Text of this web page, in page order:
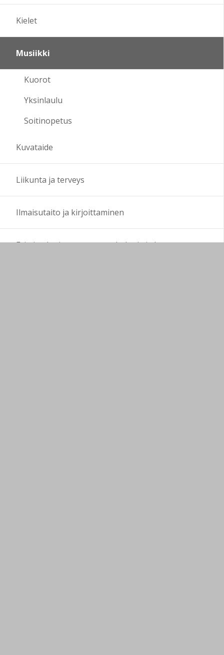
Kielet
Musiikki
Kuorot
Yksinlaulu
Soitinopetus
Kuvataide
Liikunta ja terveys
Ilmaisutaito ja kirjoittaminen
Erityisryhmien opetus, psykologia ja kasvatus